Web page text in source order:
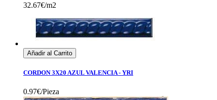
32.67€/m2
Añadir al Carrito
CORDON 3X20 AZUL VALENCIA - YRI
0.97€/Pieza